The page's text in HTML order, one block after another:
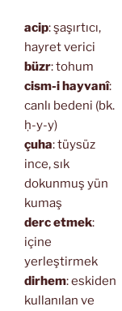
acip: şaşırtıcı,
hayret verici
büzr: tohum
cism-i hayvanî:
canlı bedeni (bk.
ḥ-y-y)
çuha: tüysüz
ince, sık
dokunmuş yün
kumaş
derc etmek:
içine
yerleştirmek
dirhem: eskiden
kullanılan ve